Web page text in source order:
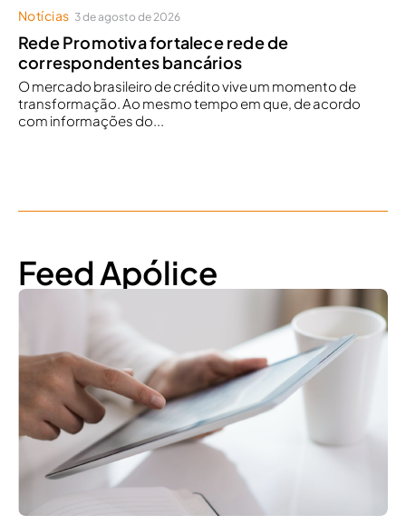
Notícias 3 de agosto de 2026
Rede Promotiva fortalece rede de
correspondentes bancários
O mercado brasileiro de crédito vive um momento de
transformação. Ao mesmo tempo em que, de acordo
com informações do...
Feed Apólice